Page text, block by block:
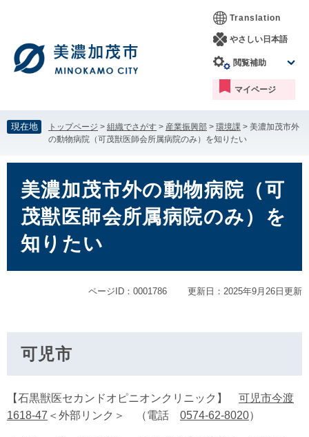
す。
し
て
本
へ
Translation
やさしい日本語
閲覧補助
マイページ
現在地 トップページ > 組織でさがす > 産業振興部 > 環境課 > 美濃加茂市外
の動物病院（可茂獣医師会所属病院のみ）を知りたい
美濃加茂市外の動物病院（可
茂獣医師会所属病院のみ）を
知りたい
ページID：0001786 更新日：2025年9月26日更新
可児市
【石黒獣医セカンドオピニオンクリニック】 可児市今渡
1618-47 ＜外部リンク＞ （電話 0574-62-8020）